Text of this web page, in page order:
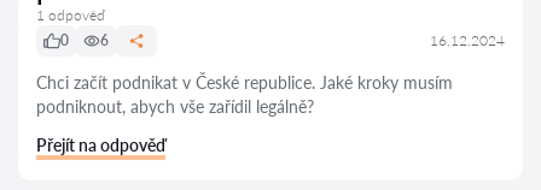
1 odpověď
0
6 16.12.2024
Chci začít podnikat v České republice. Jaké kroky musím
podniknout, abych vše zařídil legálně?
Přejít na odpověď